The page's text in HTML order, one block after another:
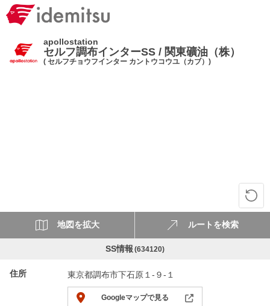
apollostation
セルフ調布インターSS / 関東礦油（株）
( セルフチョウフインター カントウコウユ（カブ）)
SS情報 (634120)
住所 東京都調布市下石原１-９-１
Googleマップで見る
地図を拡大 ルートを検索